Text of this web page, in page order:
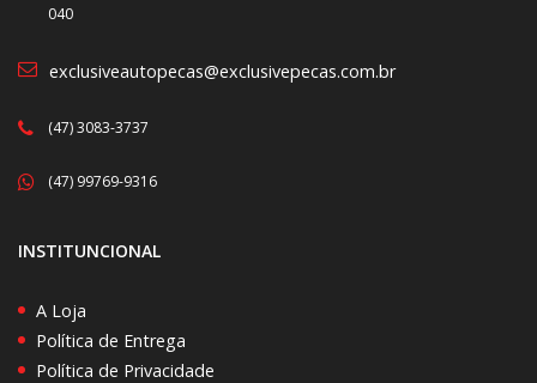
040
exclusiveautopecas@exclusivepecas.com.br
(47) 3083-3737
(47) 99769-9316
INSTITUNCIONAL
A Loja
Política de Entrega
Política de Privacidade